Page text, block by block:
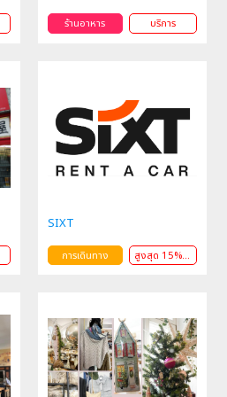
ร้านอาหาร บริการ
SIXT
การเดินทาง สูงสุด 15% ส่วนลด